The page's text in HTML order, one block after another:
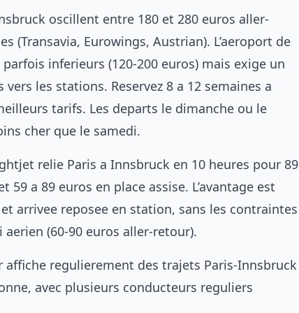
oscillent entre 180 et 280 euros aller-
(Transavia, Eurowings, Austrian). L’aeroport de
inferieurs (120-200 euros) mais exige un
les stations. Reservez 8 a 12 semaines a
tarifs. Les departs le dimanche ou le
cher que le samedi.
relie Paris a Innsbruck en 10 heures pour 89
59 a 89 euros en place assise. L’avantage est
arrivee reposee en station, sans les contraintes
(60-90 euros aller-retour).
affiche regulierement des trajets Paris-Innsbruck
avec plusieurs conducteurs reguliers